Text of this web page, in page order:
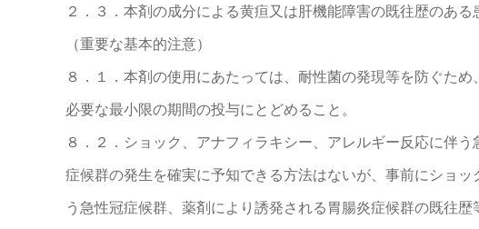
２．３．本剤の成分による黄疸又は肝機能障害の既往歴のある
（重要な基本的注意）
８．１．本剤の使用にあたっては、耐性菌の発現等を防ぐた
必要な最小限の期間の投与にとどめること。
８．２．ショック、アナフィラキシー、アレルギー反応に伴
症候群の発生を確実に予知できる方法はないが、事前にショ
う急性冠症候群、薬剤により誘発される胃腸炎症候群の既往